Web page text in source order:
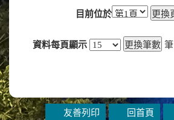
目前位於
資料每頁顯示 筆
友善列印 回首頁